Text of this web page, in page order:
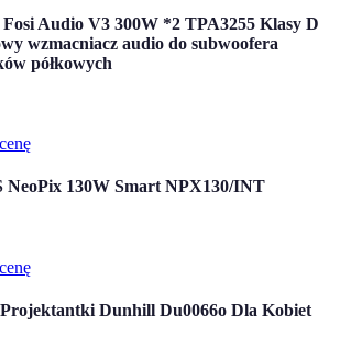
Fosi Audio V3 300W *2 TPA3255 Klasy D
wzmacniacz audio do subwoofera
półkowych
130W Smart NPX130/INT
Dunhill Du0066o Dla Kobiet